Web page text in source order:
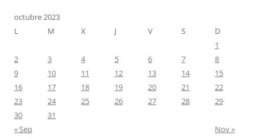
octubre 2023
L
M X J V S
D
1
2
3 4 5 6 7
8
9
10 11 12 13 14
15
16
17 18 19 20 21
22
23
24 25 26 27 28
29
30
31
« Sep
Nov »